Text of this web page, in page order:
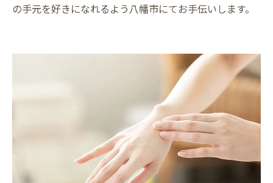
の手元を好きになれるよう八幡市にてお手伝いします。